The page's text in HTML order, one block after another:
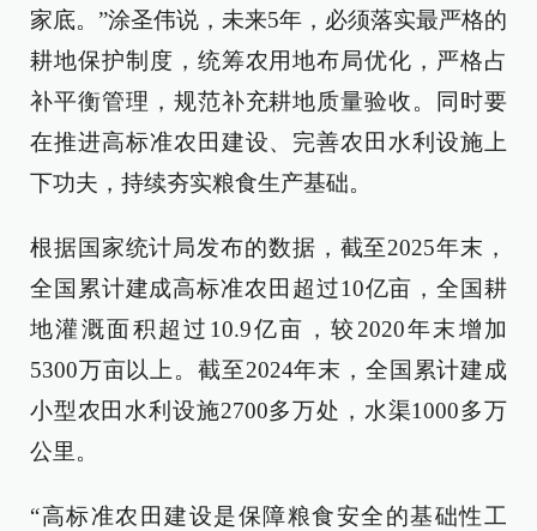
家底。”涂圣伟说，未来5年，必须落实最严格的
耕地保护制度，统筹农用地布局优化，严格占
补平衡管理，规范补充耕地质量验收。同时要
在推进高标准农田建设、完善农田水利设施上
下功夫，持续夯实粮食生产基础。
根据国家统计局发布的数据，截至2025年末，
全国累计建成高标准农田超过10亿亩，全国耕
地灌溉面积超过10.9亿亩，较2020年末增加
5300万亩以上。截至2024年末，全国累计建成
小型农田水利设施2700多万处，水渠1000多万
公里。
“高标准农田建设是保障粮食安全的基础性工